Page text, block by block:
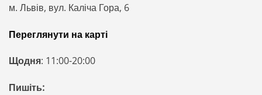
м. Львів, вул. Каліча Гора, 6
Переглянути на карті
Щодня: 11:00-20:00
Пишіть: